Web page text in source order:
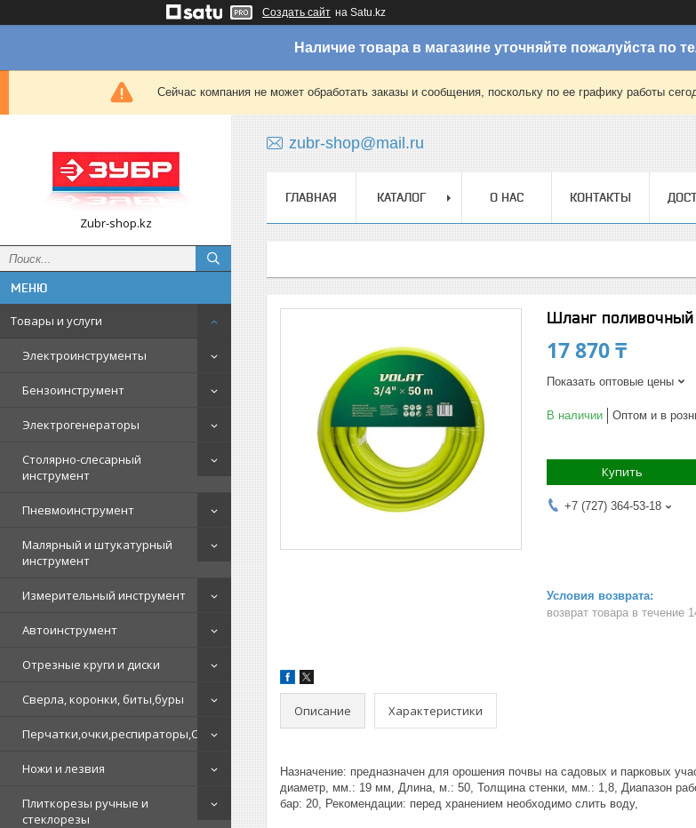
Создать сайт на Satu.kz
Наличие товара в магазине уточняйте пожалуйста по
Сейчас компания не может обработать заказы и сообщения, поскольку по ее графику работы
Zubr-shop.kz
Товары и услуги
Электроинструменты
Бензоинструмент
Электрогенераторы
Столярно-слесарный
инструмент
Пневмоинструмент
Малярный и штукатурный
инструмент
Измерительный инструмент
Автоинструмент
Отрезные круги и диски
Сверла, коронки, биты,буры
Перчатки,очки,респираторы,СИЗ
Ножи и лезвия
Плиткорезы ручные и
стеклорезы
zubr-shop@mail.ru
ГЛАВНАЯ КАТАЛОГ О НАС КОНТАКТЫ
Шланг
17 870 ₸
Показать оптовые цены
В наличии Оптом и в
Купить
+7 (727) 364-53-18
возврат товара в течение
Описание Характеристики
Назначение: предназначен для орошения почвы на садовых и парковых
диаметр, мм.: 19 мм, Длина, м.: 50, Толщина стенки, мм.: 1,8, Диапазон
бар: 20, Рекомендации: перед хранением необходимо слить воду,